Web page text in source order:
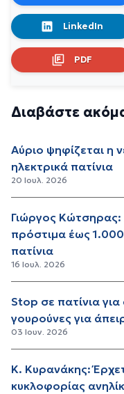
LinkedIn
PDF
Διαβάστε
Αύριο ψηφίζεται η
ηλεκτρικά πατίνια
20 Ιουλ. 2026
Γιώργος Κώτσηρας:
πρόστιμα έως
πατίνια
16 Ιουλ. 2026
Stop σε πατίνια
γουρούνες για
03 Ιουν. 2026
Κ. Κυρανάκης:
κυκλοφορίας